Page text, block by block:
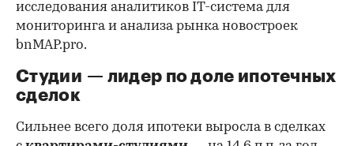
исследования аналитиков IT-система для
мониторинга и анализа рынка новостроек
bnMAP.pro.
Студии — лидер по доле ипотечных
сделок
Сильнее всего доля ипотеки выросла в сделках